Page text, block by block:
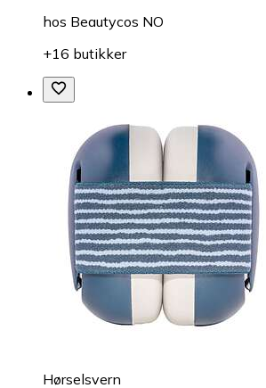
hos Beautycos NO
+16 butikker
Hørselsvern